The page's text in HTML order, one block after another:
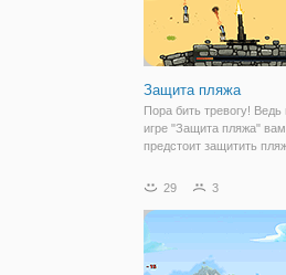
Защита пляжа
Пора бить тревогу! Ведь
игре "Защита пляжа" вам
предстоит защитить
хотят захватить вашу
"защита тропинки",
29 3